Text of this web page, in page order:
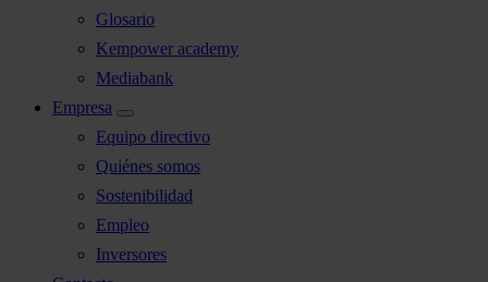
Glosario
Kempower academy
Mediabank
Empresa
Equipo directivo
Quiénes somos
Sostenibilidad
Empleo
Inversores